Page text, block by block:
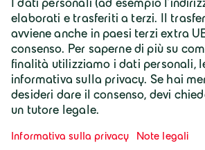
Geiger Italia s.r.l. unipersonale
Via Loc. Fondi 73/75
I-25071 Agnosine
+39 0365 388700
info@geiger.it